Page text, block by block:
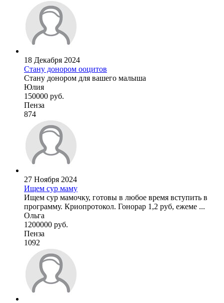
18 Декабря 2024
Стану донором ооцитов
Стану донором для вашего малыша
Юлия
150000 руб.
Пенза
874
27 Ноября 2024
Ищем сур маму
Ищем сур мамочку, готовы в любое время вступить в
программу. Криопротокол. Гонорар 1,2 руб, ежеме ...
Ольга
1200000 руб.
Пенза
1092